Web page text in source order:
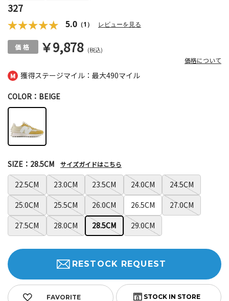
獲得ステージマイル：最大490マイル
327
5.0 （1） レビューを見る
￥9,878 (税込)
価格について
COLOR：BEIGE
22.5CM 23.0CM 23.5CM 24.0CM
24.5CM
25.0CM
25.5CM 26.0CM 26.5CM
27.0CM
27.5CM
28.0CM 28.5CM 29.0CM
SIZE：28.5CM サイズガイドはこちら
FAVORITE
RESTOCK REQUEST